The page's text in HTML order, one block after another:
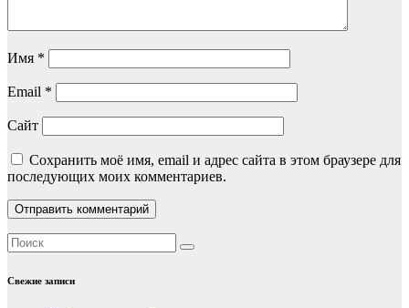
Имя *
Email *
Сайт
Сохранить моё имя, email и адрес сайта в этом браузере для
последующих моих комментариев.
Свежие записи